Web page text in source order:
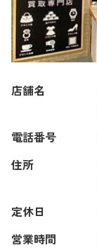
店舗名
電話番号
住所
定休日
営業時間